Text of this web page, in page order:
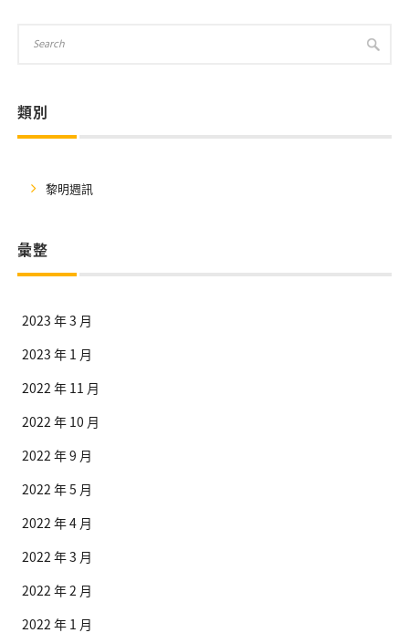
類別
黎明週訊
彙整
2023 年 3 月
2023 年 1 月
2022 年 11 月
2022 年 10 月
2022 年 9 月
2022 年 5 月
2022 年 4 月
2022 年 3 月
2022 年 2 月
2022 年 1 月